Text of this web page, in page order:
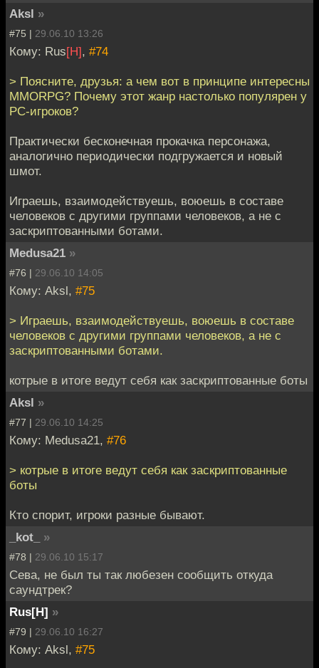
Aksl »
#75 | 29.06.10 13:26
Кому: Rus[H], #74
> Поясните, друзья: а чем вот в принципе интересны
MMORPG? Почему этот жанр настолько популярен у
PC-игроков?
Практически бесконечная прокачка персонажа,
аналогично периодически подгружается и новый
шмот.
Играешь, взаимодействуешь, воюешь в составе
человеков с другими группами человеков, а не с
заскриптованными ботами.
Medusa21 »
#76 | 29.06.10 14:05
Кому: Aksl, #75
> Играешь, взаимодействуешь, воюешь в составе
человеков с другими группами человеков, а не с
заскриптованными ботами.
котрые в итоге ведут себя как заскриптованные боты
Aksl »
#77 | 29.06.10 14:25
Кому: Medusa21, #76
> котрые в итоге ведут себя как заскриптованные
боты
Кто спорит, игроки разные бывают.
_kot_
»
#78 | 29.06.10 15:17
Сева, не был ты так любезен сообщить откуда
саундтрек?
Rus[H] »
#79 | 29.06.10 16:27
Кому: Aksl, #75